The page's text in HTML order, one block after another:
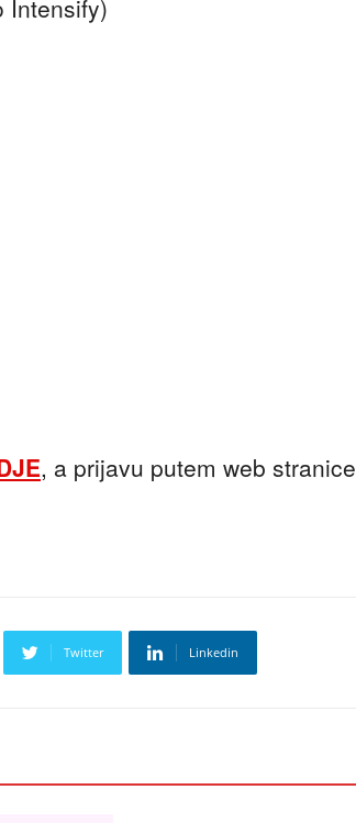
Intensify)
, a prijavu putem web stranice
Twitter Linkedin